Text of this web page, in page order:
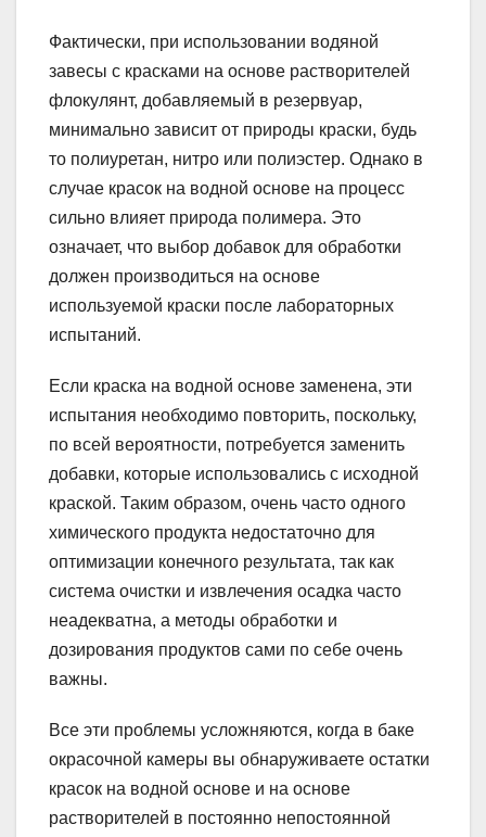
Фактически, при использовании водяной
завесы с красками на основе растворителей
флокулянт, добавляемый в резервуар,
минимально зависит от природы краски, будь
то полиуретан, нитро или полиэстер. Однако в
случае красок на водной основе на процесс
сильно влияет природа полимера. Это
означает, что выбор добавок для обработки
должен производиться на основе
используемой краски после лабораторных
испытаний.
Если краска на водной основе заменена, эти
испытания необходимо повторить, поскольку,
по всей вероятности, потребуется заменить
добавки, которые использовались с исходной
краской. Таким образом, очень часто одного
химического продукта недостаточно для
оптимизации конечного результата, так как
система очистки и извлечения осадка часто
неадекватна, а методы обработки и
дозирования продуктов сами по себе очень
важны.
Все эти проблемы усложняются, когда в баке
окрасочной камеры вы обнаруживаете остатки
красок на водной основе и на основе
растворителей в постоянно непостоянной